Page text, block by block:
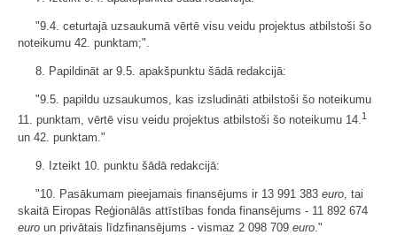
"9.4. ceturtajā uzsaukumā vērtē visu veidu projektus atbilstoši šo
noteikumu 42. punktam;".
8. Papildināt ar 9.5. apakšpunktu šādā redakcijā:
"9.5. papildu uzsaukumos, kas izsludināti atbilstoši šo noteikumu
11. punktam, vērtē visu veidu projektus atbilstoši šo noteikumu 14.1
un 42. punktam."
9. Izteikt 10. punktu šādā redakcijā:
"10. Pasākumam pieejamais finansējums ir 13 991 383 euro , tai
skaitā Eiropas Reģionālās attīstības fonda finansējums - 11 892 674
euro un privātais līdzfinansējums - vismaz 2 098 709 euro ."